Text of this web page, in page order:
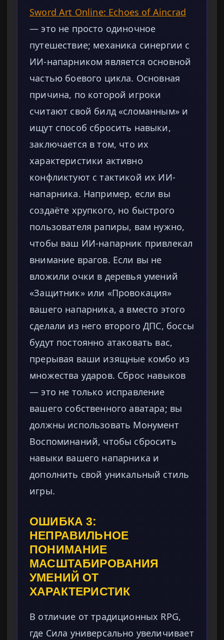
Sword Art Online: Echoes of Aincrad
— это не просто одиночное
путешествие; механика синергии с
ИИ-напарником является основной
частью боевого цикла. Основная
причина, по которой игроки
считают свой билд «сломанным» и
ищут способ сбросить навыки,
заключается в том, что их
характеристики активно
конфликтуют с тактикой их ИИ-
напарника. Например, если вы
создаёте хрупкого, но быстрого
пользователя рапиры, вам нужно,
чтобы ваш ИИ-напарник привлекал
внимание врагов. Если вы не
вложили очки в деревья умений
«Защитник» или «Провокация»
вашего напарника, а вместо этого
сделали из него второго ДПС, боссы
будут постоянно атаковать вас,
прерывая ваши изящные комбо из
множества ударов. Сброс навыков
— это не только исправление
вашего собственного аватара; вы
должны использовать Монумент
Воспоминаний, чтобы сбросить
навыки вашего напарника и
дополнить свой уникальный стиль
игры.
ОШИБКА 3:
НЕПРАВИЛЬНОЕ
ПОНИМАНИЕ
МАСШТАБИРОВАНИЯ
УМЕНИЙ ОТ
ХАРАКТЕРИСТИК
В отличие от традиционных RPG,
где Сила универсально увеличивает